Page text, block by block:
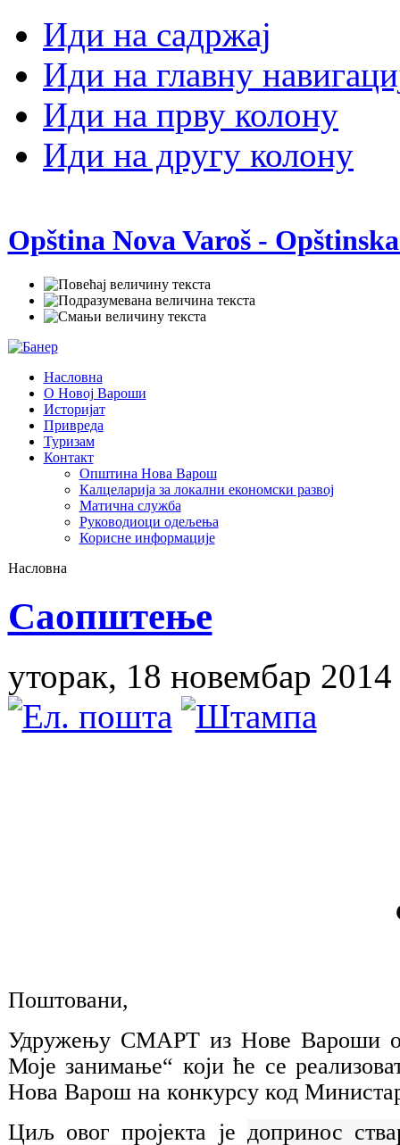
Иди на садржај
Иди на главну
Иди на прву колону
Иди на другу колону
Opština Nova Varoš -
Насловна
О Новој Вароши
Историјат
Привреда
Туризам
Контакт
Општина Нова Варош
Калцеларија за локални економски развој
Матична служба
Руководиоци одељења
Корисне информације
Насловна
Саопштење
уторак, 18 новембар
Поштовани,
Удружењу СМАРТ из Нове Вароши
Моје занимање“ који ће се
Нова Варош на конкурсу код
Циљ овог пројекта је допринос